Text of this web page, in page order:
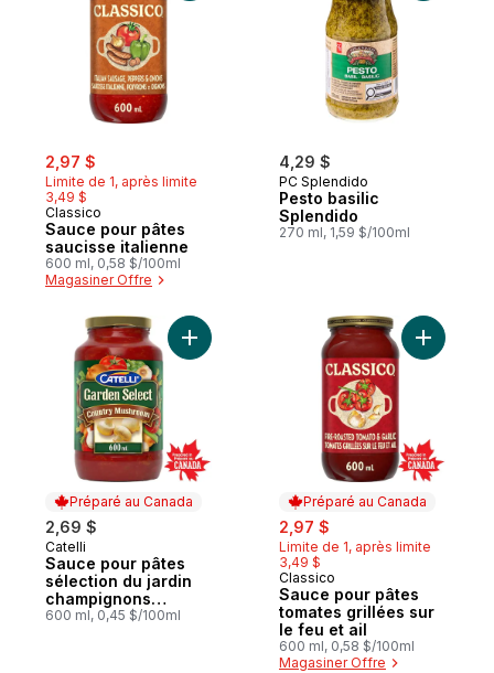
sale:
2,97 $
Limite de 1, après limite
3,49 $
Classico
Sauce pour pâtes
saucisse italienne
600 ml, 0,58 $/100ml
Magasiner Offre
4,29 $
PC Splendido
Pesto basilic
Splendido
270 ml, 1,59 $/100ml
Préparé au Canada
2,69 $
Préparé au Canada
Catelli
Sauce pour pâtes
sélection du jardin
champignons
campagnards
600 ml, 0,45 $/100ml
Ajouter Sauce pour pâtes sélection du
Préparé au Canada
sale:
2,97 $
Limite de 1, après limite
3,49 $
Préparé au Canada
Classico
Sauce pour pâtes
tomates grillées sur
le feu et ail
600 ml, 0,58 $/100ml
Magasiner Offre
Ajouter